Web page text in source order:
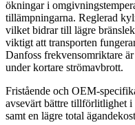
ökningar i
tillämpningarna. Reglerad
vilket bidrar till lägre
viktigt att transporten
Danfoss frekvensomriktare
under kortare strömavbrott.
Fristående och OEM-
avsevärt bättre tillförlitlighet
samt en lägre total